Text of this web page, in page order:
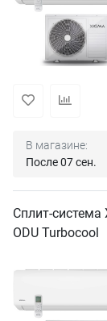
В магазине:
После 07 сен.
Сплит-система
ODU Turbocool